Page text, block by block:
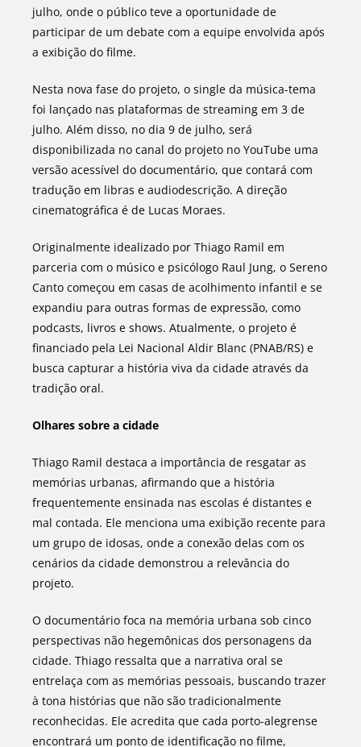
julho, onde o público teve a oportunidade de
participar de um debate com a equipe envolvida após
a exibição do filme.
Nesta nova fase do projeto, o single da música-tema
foi lançado nas plataformas de streaming em 3 de
julho. Além disso, no dia 9 de julho, será
disponibilizada no canal do projeto no YouTube uma
versão acessível do documentário, que contará com
tradução em libras e audiodescrição. A direção
cinematográfica é de Lucas Moraes.
Originalmente idealizado por Thiago Ramil em
parceria com o músico e psicólogo Raul Jung, o Sereno
Canto começou em casas de acolhimento infantil e se
expandiu para outras formas de expressão, como
podcasts, livros e shows. Atualmente, o projeto é
financiado pela Lei Nacional Aldir Blanc (PNAB/RS) e
busca capturar a história viva da cidade através da
tradição oral.
Olhares sobre a cidade
Thiago Ramil destaca a importância de resgatar as
memórias urbanas, afirmando que a história
frequentemente ensinada nas escolas é distantes e
mal contada. Ele menciona uma exibição recente para
um grupo de idosas, onde a conexão delas com os
cenários da cidade demonstrou a relevância do
projeto.
O documentário foca na memória urbana sob cinco
perspectivas não hegemônicas dos personagens da
cidade. Thiago ressalta que a narrativa oral se
entrelaça com as memórias pessoais, buscando trazer
à tona histórias que não são tradicionalmente
reconhecidas. Ele acredita que cada porto-alegrense
encontrará um ponto de identificação no filme,